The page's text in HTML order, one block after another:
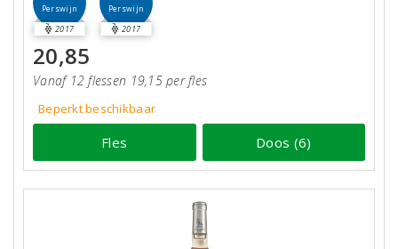
Perswijn
2017
Perswijn
2017
20,85
Vanaf 12 flessen 19,15 per fles
Beperkt beschikbaar
Fles Doos (6)